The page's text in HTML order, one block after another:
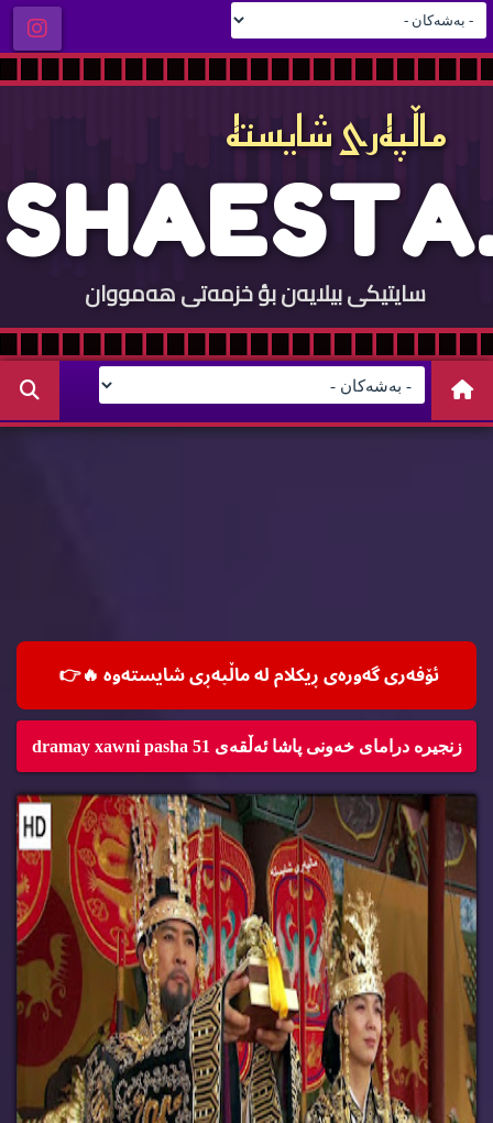
ماڵپه‌ری شایسته‌
SHAESTA.
COM
سایتيكی بيلایه‌ن بؤ خزمه‌تی هه‌مووان
ئۆفه‌ری گه‌وره‌ی ڕیكلام له‌ ماڵپه‌ڕی شایسته‌وه‌ 🔥👉
زنجیره‌ درامای خه‌ونی پاشا ئه‌ڵقه‌ی 51 dramay xawni pasha